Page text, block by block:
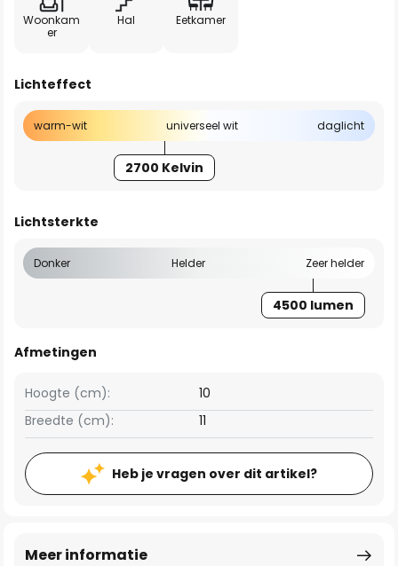
Woonkam
er
Hal Eetkamer
Lichteffect
warm-wit universeel wit daglicht
2700 Kelvin
Lichtsterkte
Donker Helder Zeer helder
4500 lumen
Afmetingen
Breedte (cm): 11
Hoogte (cm): 10
Heb je vragen over dit artikel?
Meer informatie